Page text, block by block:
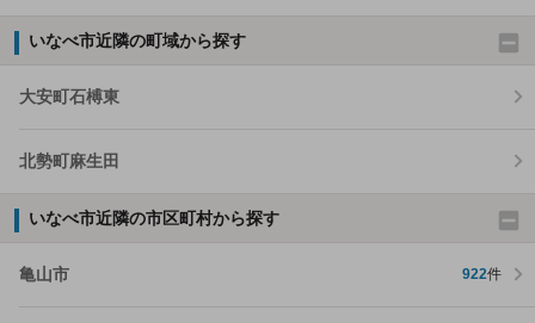
いなべ市近隣の町域から探す
大安町石榑東
北勢町麻生田
いなべ市近隣の市区町村から探す
亀山市 922件